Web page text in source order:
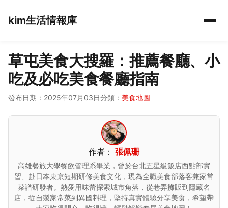
kim生活情報庫
草屯美食大搜羅：推薦餐廳、小
吃及必吃美食餐廳指南
發布日期：2025年07月03日分類： 美食地圖
作者： 張佩珊
高雄餐旅大學餐飲管理系畢業，曾於台北五星級飯店西點部實
習、赴日本東京短期研修美食文化，現為全職美食部落客兼家常
菜譜研發者。熱愛用味蕾探索城市角落，從巷弄攤販到隱藏名
店，從自製家常菜到異國料理，堅持真實體驗分享美食，希望帶